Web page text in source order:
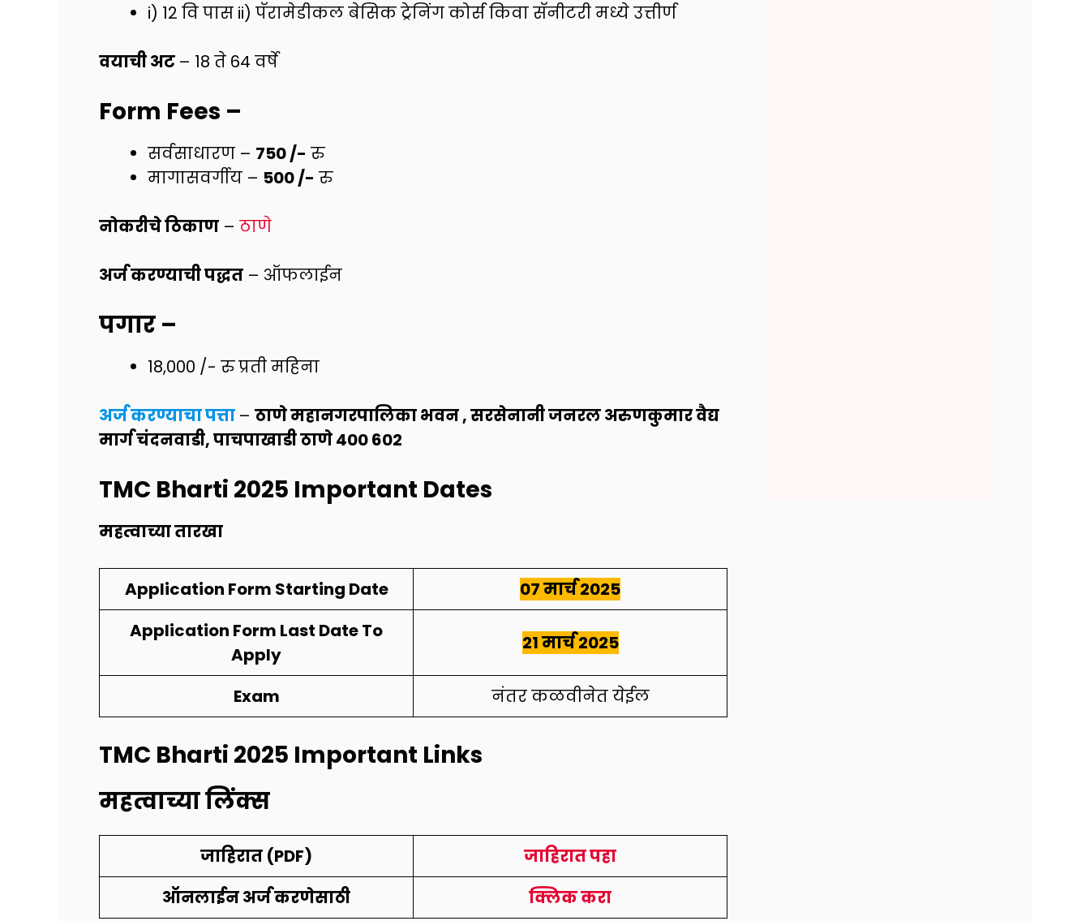
i) 12 वि पास ii) पॅरामेडीकल बेसिक ट्रेनिंग कोर्स किवा सॅनीटरी मध्ये उत्तीर्ण
वयाची अट – 18 ते 64 वर्षे
Form Fees –
सर्वसाधारण – 750 /- रु
मागासवर्गीय – 500 /- रु
नोकरीचे ठिकाण – ठाणे
अर्ज करण्याची पद्धत – ऑफलाईन
पगार –
18,000 /- रु प्रती महिना
अर्ज करण्याचा पत्ता – ठाणे महानगरपालिका भवन , सरसेनानी जनरल अरुणकुमार वैद्य
मार्ग चंदनवाडी, पाचपाखाडी ठाणे 400 602
TMC Bharti 2025 Important Dates
महत्वाच्या तारखा
Application Form Starting Date
07 मार्च 2025
Application Form Last Date To
Apply
21 मार्च 2025
Exam नंतर कळवीनेत येईल
TMC Bharti 2025 Important Links
महत्वाच्या लिंक्स
जाहिरात (PDF)
जाहिरात पहा
ऑनलाईन अर्ज करणेसाठी
क्लिक करा